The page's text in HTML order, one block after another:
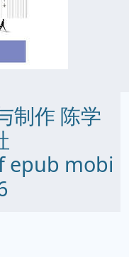
制作 陈学
epub mobi